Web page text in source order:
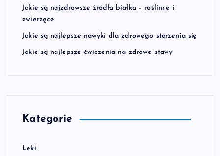
n
i
Jakie są najzdrowsze źródła białka – roślinne i
zwierzęce
Jakie są najlepsze nawyki dla zdrowego starzenia się
Jakie są najlepsze ćwiczenia na zdrowe stawy
Kategorie
Leki